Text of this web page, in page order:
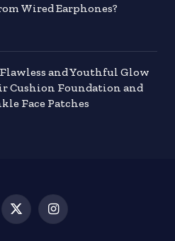
Wired Earphones?
and Youthful Glow
Cushion Foundation and
Face Patches
X
Instagram